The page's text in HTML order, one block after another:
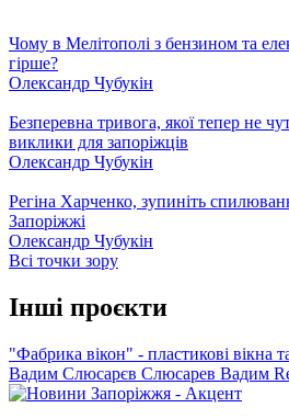
Чому в Мелітополі з бензином та
гірше?
Олександр Чубукін
Безперевна тривога, якої тепер не
виклики для запоріжців
Олександр Чубукін
Регіна Харченко, зупиніть
Запоріжжі
Олександр Чубукін
Всі точки зору
Інші проєкти
"Фабрика вікон" - пластикові вікна
Вадим Слюсарєв Слюсарев Вадим